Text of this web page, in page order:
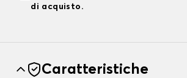
di acquisto.
Caratteristiche